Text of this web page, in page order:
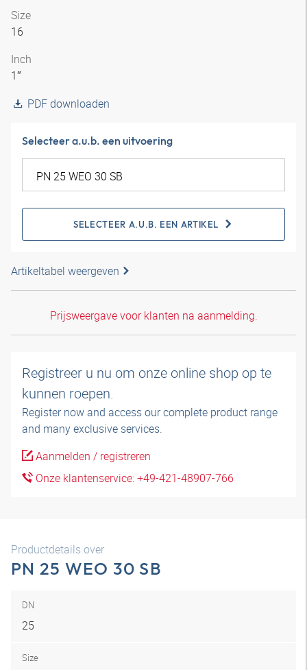
Size
16
Inch
1″
PDF downloaden
Selecteer a.u.b. een uitvoering
SELECTEER A.U.B. EEN ARTIKEL
Artikeltabel weergeven
Prijsweergave voor klanten na aanmelding.
Registreer u nu om onze online shop op te
kunnen roepen.
Register now and access our complete product range
and many exclusive services.
Aanmelden / registreren
Onze klantenservice: +49-421-48907-766
Productdetails over
PN 25 WEO 30 SB
DN
25
Size